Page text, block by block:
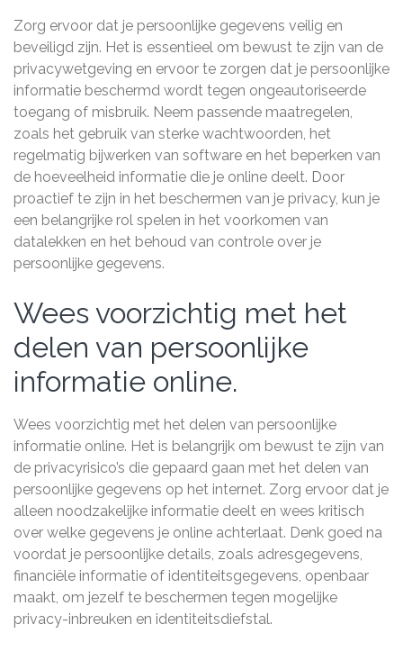
Zorg ervoor dat je persoonlijke gegevens veilig en
beveiligd zijn. Het is essentieel om bewust te zijn van de
privacywetgeving en ervoor te zorgen dat je persoonlijke
informatie beschermd wordt tegen ongeautoriseerde
toegang of misbruik. Neem passende maatregelen,
zoals het gebruik van sterke wachtwoorden, het
regelmatig bijwerken van software en het beperken van
de hoeveelheid informatie die je online deelt. Door
proactief te zijn in het beschermen van je privacy, kun je
een belangrijke rol spelen in het voorkomen van
datalekken en het behoud van controle over je
persoonlijke gegevens.
Wees voorzichtig met het
delen van persoonlijke
informatie online.
Wees voorzichtig met het delen van persoonlijke
informatie online. Het is belangrijk om bewust te zijn van
de privacyrisico’s die gepaard gaan met het delen van
persoonlijke gegevens op het internet. Zorg ervoor dat je
alleen noodzakelijke informatie deelt en wees kritisch
over welke gegevens je online achterlaat. Denk goed na
voordat je persoonlijke details, zoals adresgegevens,
financiële informatie of identiteitsgegevens, openbaar
maakt, om jezelf te beschermen tegen mogelijke
privacy-inbreuken en identiteitsdiefstal.